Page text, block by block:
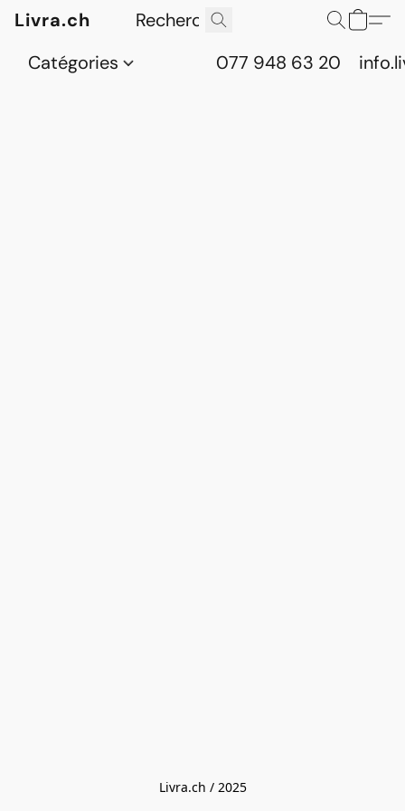
Livra.ch
Catégories
077 948 63 20
Livra.ch / 2025